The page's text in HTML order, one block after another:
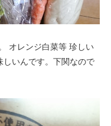
オレンジ白菜等 珍しい
いんです。下関なので